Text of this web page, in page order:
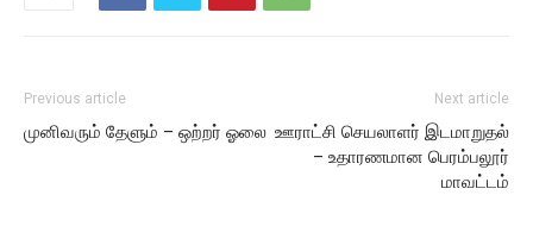
Previous article
முனிவரும் தேளும் – ஒற்றர் ஓலை
Next article
ஊராட்சி செயலாளர் இடமாறுதல்
– உதாரணமான பெரம்பலூர்
மாவட்டம்